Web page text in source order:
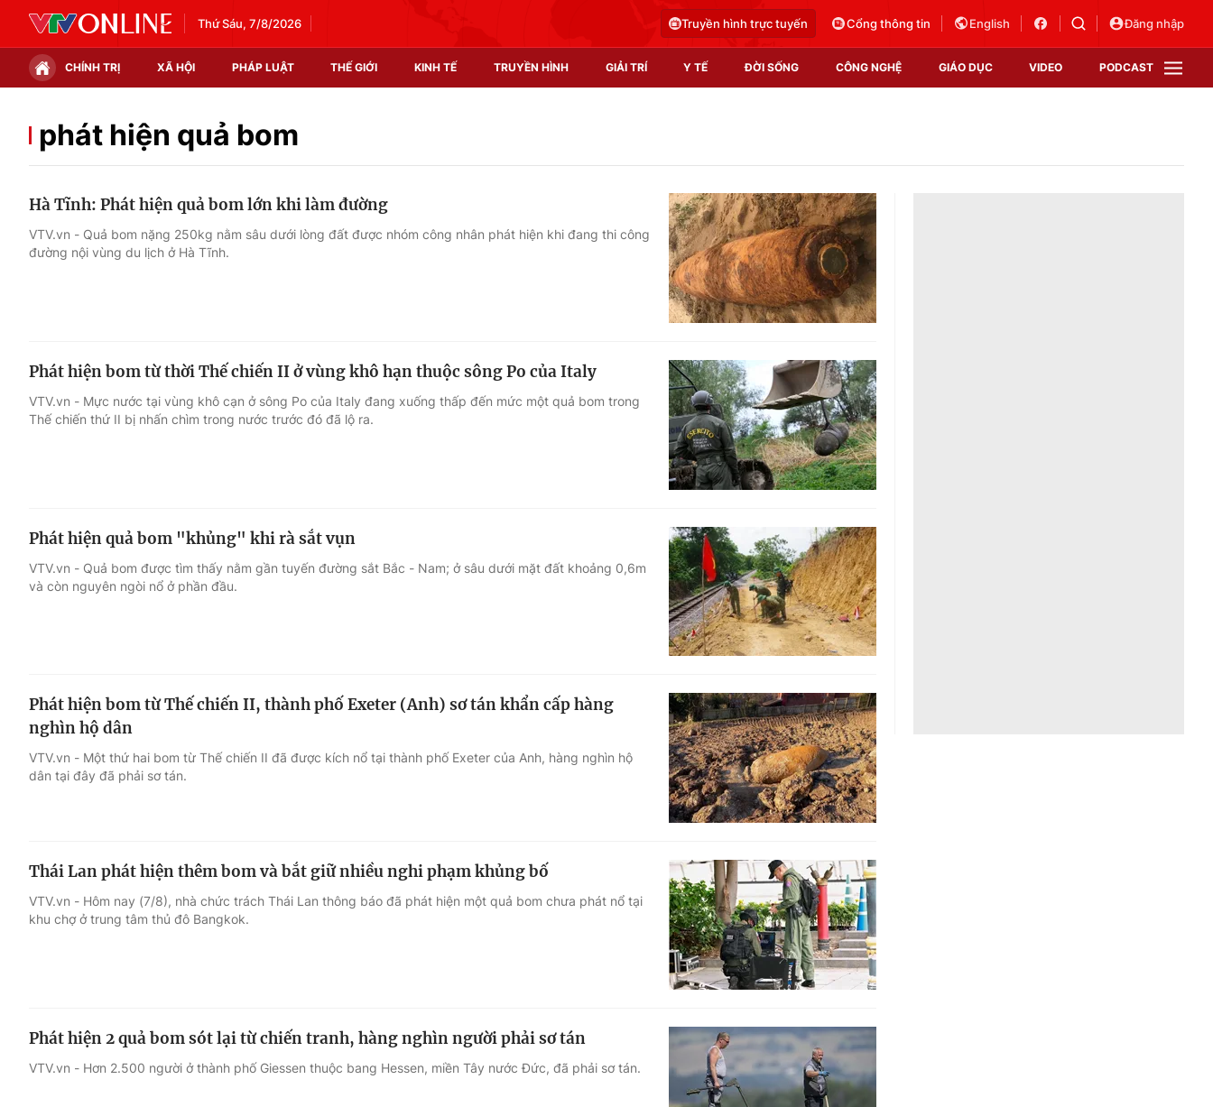
Thứ Sáu, 7/8/2026 Truyền hình trực tuyến Cổng thông tin English Đăng nhập
CHÍNH TRỊ XÃ HỘI PHÁP LUẬT THẾ GIỚI KINH TẾ TRUYỀN HÌNH GIẢI TRÍ Y TẾ ĐỜI SỐNG CÔNG NGHỆ GIÁO DỤC VIDEO PODCAST
Chính trị
Thế giới đó đây
Video
Shorts video
Podcast
EMagazine
Photo
Infographic
Góc ảnh
Điện ảnh
Âm nhạc
Sao
Du lịch
Làm đẹp
Học trực tuyến
Công nghệ
Hitech Công nghệ tương lai
Sản phẩm
Thị trường
Tư vấn
VTV Sức khoẻ
phát hiện quả bom
Hà Tĩnh: Phát hiện quả bom lớn khi làm đường
VTV.vn - Quả bom nặng 250kg nằm sâu dưới lòng đất được nhóm công nhân phát hiện khi đang thi công
đường nội vùng du lịch ở Hà Tĩnh.
Phát hiện bom từ thời Thế chiến II ở vùng khô hạn thuộc sông Po của Italy
VTV.vn - Mực nước tại vùng khô cạn ở sông Po của Italy đang xuống thấp đến mức một quả bom trong
Thế chiến thứ II bị nhấn chìm trong nước trước đó đã lộ ra.
Phát hiện quả bom "khủng" khi rà sắt vụn
VTV.vn - Quả bom được tìm thấy nằm gần tuyến đường sắt Bắc - Nam; ở sâu dưới mặt đất khoảng 0,6m
và còn nguyên ngòi nổ ở phần đầu.
Phát hiện bom từ Thế chiến II, thành phố Exeter (Anh) sơ tán khẩn cấp hàng
nghìn hộ dân
VTV.vn - Một thứ hai bom từ Thế chiến II đã được kích nổ tại thành phố Exeter của Anh, hàng nghìn hộ
dân tại đây đã phải sơ tán.
Thái Lan phát hiện thêm bom và bắt giữ nhiều nghi phạm khủng bố
VTV.vn - Hôm nay (7/8), nhà chức trách Thái Lan thông báo đã phát hiện một quả bom chưa phát nổ tại
khu chợ ở trung tâm thủ đô Bangkok.
Phát hiện 2 quả bom sót lại từ chiến tranh, hàng nghìn người phải sơ tán
VTV.vn - Hơn 2.500 người ở thành phố Giessen thuộc bang Hessen, miền Tây nước Đức, đã phải sơ tán.